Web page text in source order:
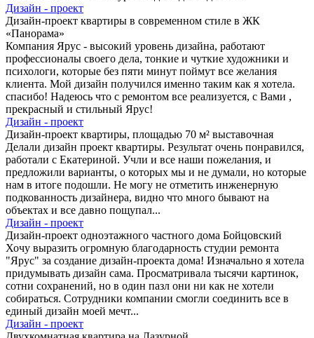
Дизайн - проект
Дизайн-проект квартиры в современном стиле в ЖК
«Панорама»
Компания Ярус - высокий уровень дизайна, работают
профессионалы своего дела, тонкие и чуткие художники и
психологи, которые без пяти минут поймут все желания
клиента. Мой дизайн получился именно таким как я хотела.
спасибо! Надеюсь что с ремонтом все реализуется, с Вами ,
прекрасный и стильный Ярус!
Дизайн - проект
Дизайн-проект квартиры, площадью 70 м² выставочная
Делали дизайн проект квартиры. Результат очень понравился,
работали с Екатериной. Учли и все наши пожелания, и
предложили варианты, о которых мы и не думали, но которые
нам в итоге подошли. Не могу не отметить инженерную
подкованность дизайнера, видно что много бывают на
объектах и все давно пощупал...
Дизайн - проект
Дизайн-проект одноэтажного частного дома Бойцовский
Хочу выразить огромную благодарность студии ремонта
"Ярус" за создание дизайн-проекта дома! Изначально я хотела
придумывать дизайн сама. Просматривала тысячи картинок,
сотни сохранений, но в один пазл они ни как не хотели
собираться. Сотрудники компании смогли соединить все в
единый дизайн моей мечт...
Дизайн - проект